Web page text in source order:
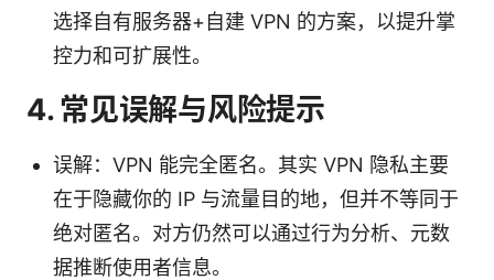
选择自有服务器+自建 VPN 的方案，以提升掌
控力和可扩展性。
4. 常见误解与风险提示
误解：VPN 能完全匿名。其实 VPN 隐私主要
在于隐藏你的 IP 与流量目的地，但并不等同于
绝对匿名。对方仍然可以通过行为分析、元数
据推断使用者信息。